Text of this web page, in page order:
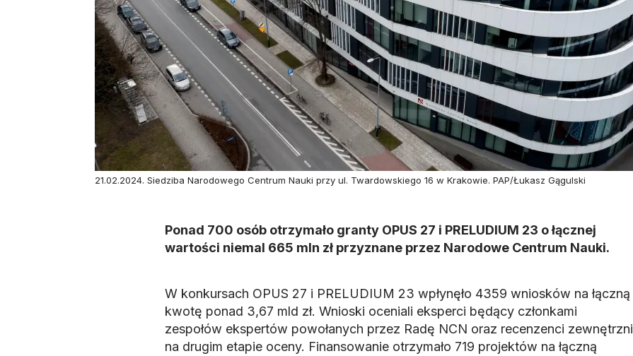
21.02.2024. Siedziba Narodowego Centrum Nauki przy ul. Twardowskiego 16 w Krakowie. PAP/Łukasz Gągulski
Ponad 700 osób otrzymało granty OPUS 27 i PRELUDIUM 23 o łącznej
wartości niemal 665 mln zł przyznane przez Narodowe Centrum Nauki.
W konkursach OPUS 27 i PRELUDIUM 23 wpłynęło 4359 wniosków na łączną
kwotę ponad 3,67 mld zł. Wnioski oceniali eksperci będący członkami
zespołów ekspertów powołanych przez Radę NCN oraz recenzenci zewnętrzni
na drugim etapie oceny. Finansowanie otrzymało 719 projektów na łączną